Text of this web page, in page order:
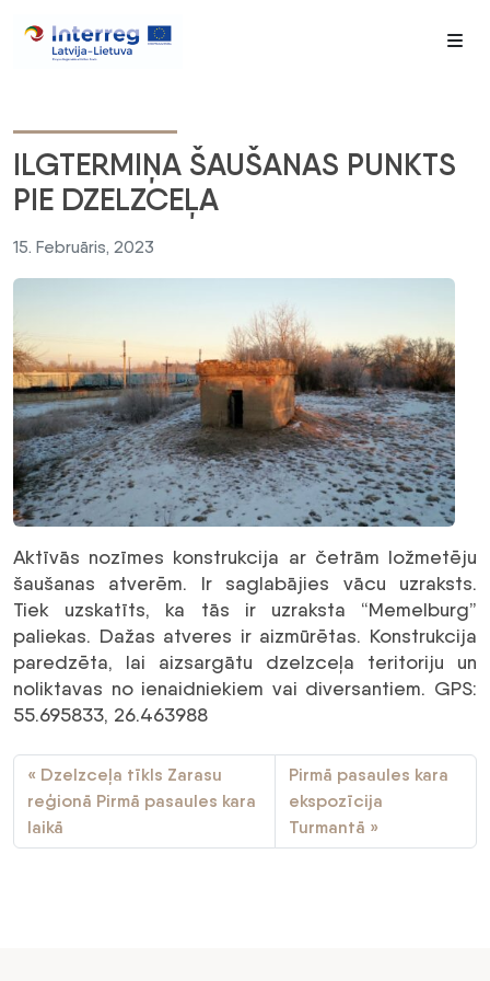
ILGTERMIŅA ŠAUŠANAS PUNKTS
PIE DZELZCEĻA
15. Februāris, 2023
Aktīvās nozīmes konstrukcija ar četrām ložmetēju
šaušanas atverēm. Ir saglabājies vācu uzraksts.
Tiek uzskatīts, ka tās ir uzraksta “Memelburg”
paliekas. Dažas atveres ir aizmūrētas. Konstrukcija
paredzēta, lai aizsargātu dzelzceļa teritoriju un
noliktavas no ienaidniekiem vai diversantiem. GPS:
55.695833, 26.463988
Dzelzceļa tīkls Zarasu
reģionā Pirmā pasaules kara
laikā
Pirmā pasaules kara
ekspozīcija
Turmantā